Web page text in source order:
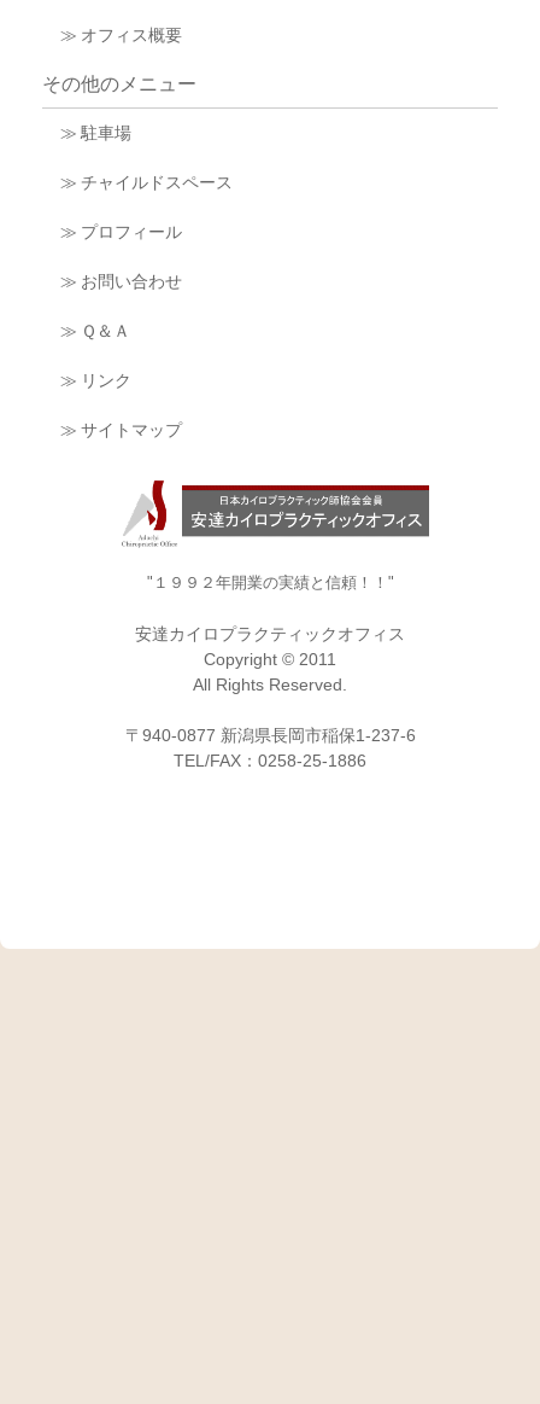
≫ オフィス概要
その他のメニュー
≫ 駐車場
≫ チャイルドスペース
≫ プロフィール
≫ お問い合わせ
≫ Ｑ＆Ａ
≫ リンク
≫ サイトマップ
"１９９２年開業の実績と信頼！！"
安達カイロプラクティックオフィス
Copyright © 2011
All Rights Reserved.
〒940-0877 新潟県長岡市稲保1-237-6
TEL/FAX：0258-25-1886